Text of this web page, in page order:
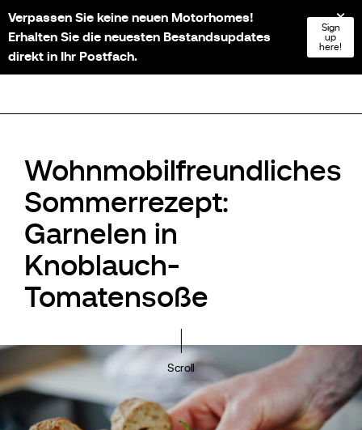
NL FR EN
Wohnmobilfreundliches
Sommerrezept:
Garnelen in
Knoblauch-
Tomatensoße
Scroll
Verpassen Sie keine neuen Motorhomes!
Erhalten Sie die neuesten Bestandsupdates
direkt in Ihr Postfach.
Sign
up
here!